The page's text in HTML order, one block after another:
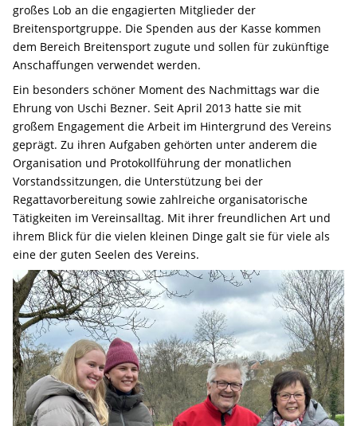
großes Lob an die engagierten Mitglieder der
Breitensportgruppe. Die Spenden aus der Kasse kommen
dem Bereich Breitensport zugute und sollen für zukünftige
Anschaffungen verwendet werden.
Ein besonders schöner Moment des Nachmittags war die
Ehrung von Uschi Bezner. Seit April 2013 hatte sie mit
großem Engagement die Arbeit im Hintergrund des Vereins
geprägt. Zu ihren Aufgaben gehörten unter anderem die
Organisation und Protokollführung der monatlichen
Vorstandssitzungen, die Unterstützung bei der
Regattavorbereitung sowie zahlreiche organisatorische
Tätigkeiten im Vereinsalltag. Mit ihrer freundlichen Art und
ihrem Blick für die vielen kleinen Dinge galt sie für viele als
eine der guten Seelen des Vereins.